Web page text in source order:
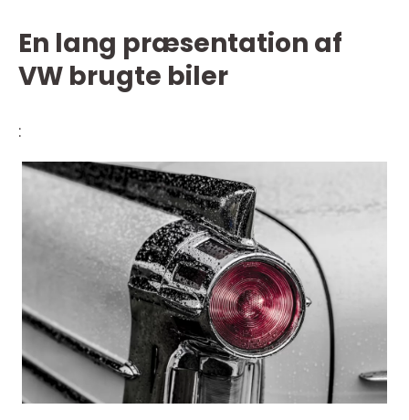
En lang præsentation af
VW brugte biler
: